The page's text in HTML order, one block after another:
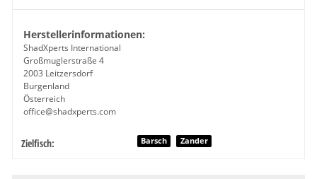
Herstellerinformationen:
ShadXperts International
Großmuglerstraße 4
2003 Leitzersdorf
Burgenland
Österreich
office@shadxperts.com
Produkteigenschaft
Wert
Zielfisch: Barsch Zander